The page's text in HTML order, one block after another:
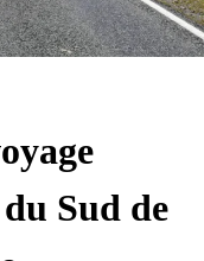
Sud de